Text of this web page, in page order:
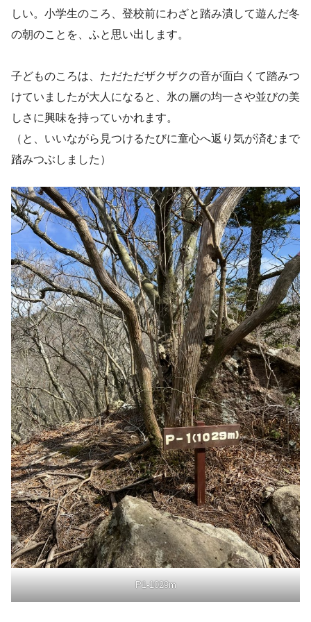
しい。小学生のころ、登校前にわざと踏み潰して遊んだ冬
の朝のことを、ふと思い出します。
子どものころは、ただただザクザクの音が面白くて踏みつ
けていましたが大人になると、氷の層の均一さや並びの美
しさに興味を持っていかれます。
（と、いいながら見つけるたびに童心へ返り気が済むまで
踏みつぶしました）
P1-1029m